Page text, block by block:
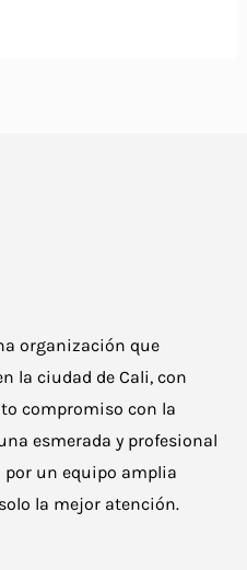
organización que
la ciudad de Cali, con
compromiso con la
esmerada y profesional
un equipo amplia
la mejor atención.